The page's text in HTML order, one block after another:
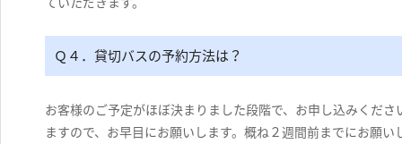
Ｑ４．貸切バスの予約方法は？
お客様のご予定がほぼ決まりました段階で、お申し込みくだ
ますので、お早目にお願いします。概ね２週間前までにお願